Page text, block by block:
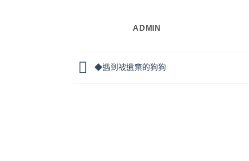
ADMIN
◆遇到被遺棄的狗狗